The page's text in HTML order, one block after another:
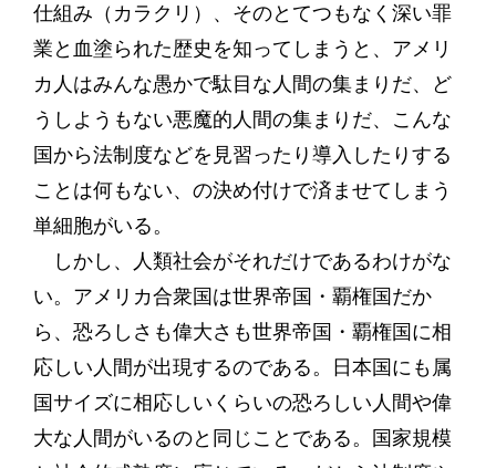
仕組み（カラクリ）、そのとてつもなく深い罪
業と血塗られた歴史を知ってしまうと、アメリ
カ人はみんな愚かで駄目な人間の集まりだ、ど
うしようもない悪魔的人間の集まりだ、こんな
国から法制度などを見習ったり導入したりする
ことは何もない、の決め付けで済ませてしまう
単細胞がいる。
しかし、人類社会がそれだけであるわけがな
い。アメリカ合衆国は世界帝国・覇権国だか
ら、恐ろしさも偉大さも世界帝国・覇権国に相
応しい人間が出現するのである。日本国にも属
国サイズに相応しいくらいの恐ろしい人間や偉
大な人間がいるのと同じことである。国家規模